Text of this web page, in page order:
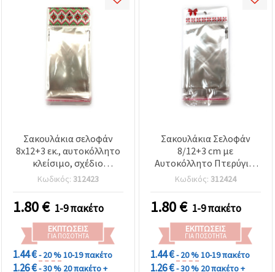
Σακουλάκια σελοφάν
8x12+3 εκ., αυτοκόλλητο
κλείσιμο, σχέδιο
παραδοσιακού
βουλγαρικού
κεντήματος, συσκευασία
100 τεμ.
Κωδικός: 312423
1.80€ 1-9 πακέτο
ΕΚΠΤΏΣΕΙΣ
ΓΙΑ ΠΟΣΌΤΗΤΑ
1.44 €- 20 %10-19 πακέτο
1.26 €- 30 % 20 πακέτο +
Σακουλάκια Σελοφάν
8/12+3 cm με
Αυτοκόλλητο Πτερύγιο,
Κορδέλα και Σχέδιο
Παραδοσιακού
Βουλγαρικού
Κεντήματος -
Συσκευασία 100 τεμ.
Κωδικός: 312424
1.80€ 1-9 πακέτο
ΕΚΠΤΏΣΕΙΣ
ΓΙΑ ΠΟΣΌΤΗΤΑ
1.44 €- 20 %10-19 πακέτο
1.26 €- 30 % 20 πακέτο +